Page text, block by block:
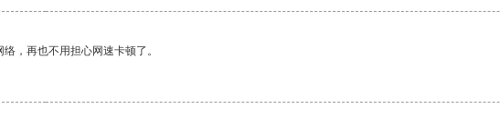
，再也不用担心网速卡顿了。